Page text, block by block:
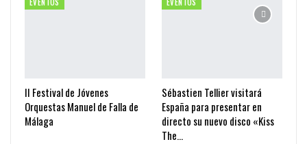
II Festival de Jóvenes
Orquestas Manuel de Falla de
Málaga
Sébastien Tellier visitará
España para presentar en
directo su nuevo disco «Kiss
The…